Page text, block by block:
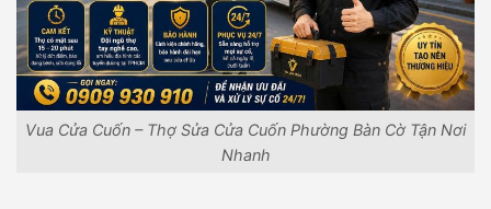
Vua Cửa Cuốn – Thợ Sửa Cửa Cuốn Phường Bàn Cờ Tận Nơi
Nhanh